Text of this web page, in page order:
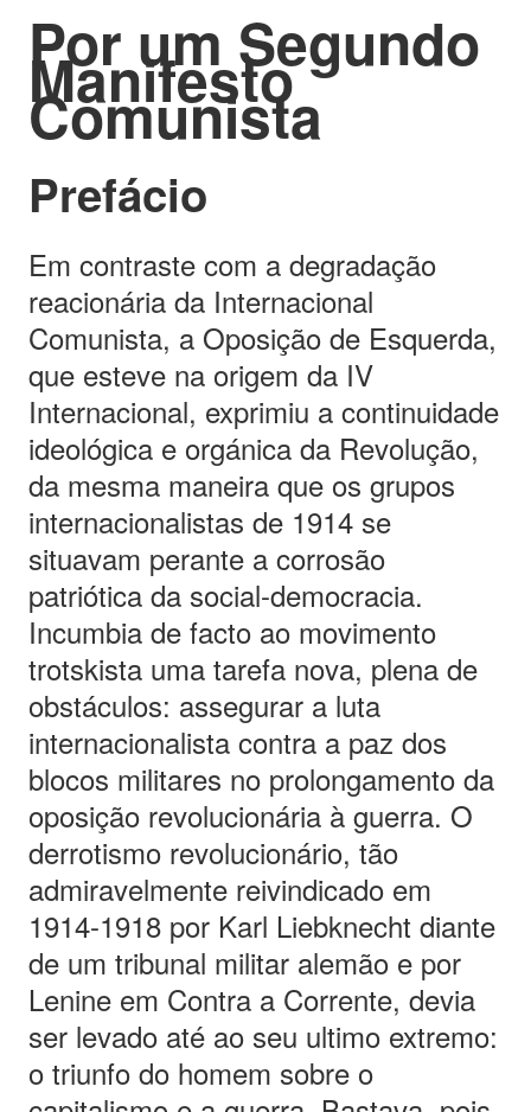
Por um Segundo
Manifesto
Comunista
Prefácio
Em contraste com a degradação
reacionária da Internacional
Comunista, a Oposição de Esquerda,
que esteve na origem da IV
Internacional, exprimiu a continuidade
ideológica e orgánica da Revolução,
da mesma maneira que os grupos
internacionalistas de 1914 se
situavam perante a corrosão
patriótica da social-democracia.
Incumbia de facto ao movimento
trotskista uma tarefa nova, plena de
obstáculos: assegurar a luta
internacionalista contra a paz dos
blocos militares no prolongamento da
oposição revolucionária à guerra. O
derrotismo revolucionário, tão
admiravelmente reivindicado em
1914-1918 por Karl Liebknecht diante
de um tribunal militar alemão e por
Lenine em Contra a Corrente, devia
ser levado até ao seu ultimo extremo:
o triunfo do homem sobre o